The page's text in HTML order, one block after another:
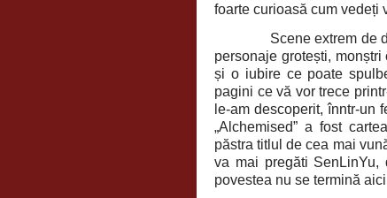
foarte curioasă cum vedeți
Scene extrem de
personaje grotești,
și o iubire ce poate
pagini ce vă vor trece
le-am descoperit, înntr-un
„Alchemised” a fost
păstra titlul de cea mai
va mai pregăti SenLinYu,
povestea nu se termină